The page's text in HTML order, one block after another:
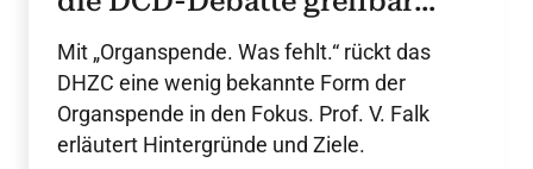
machen
Mit „Organspende. Was fehlt.“ rückt das
DHZC eine wenig bekannte Form der
Organspende in den Fokus. Prof. V. Falk
erläutert Hintergründe und Ziele.